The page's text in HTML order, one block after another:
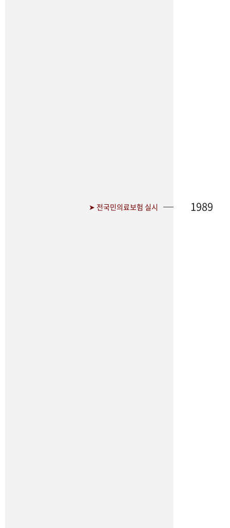
➤ 전국민의료보험 실시 1989